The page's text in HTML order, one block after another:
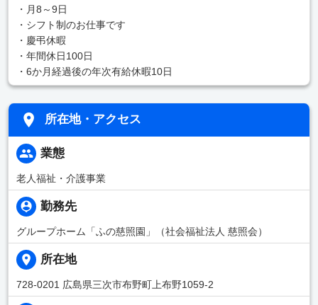
・月8～9日
・シフト制のお仕事です
・慶弔休暇
・年間休日100日
・6か月経過後の年次有給休暇10日
所在地・アクセス
業態
老人福祉・介護事業
勤務先
グループホーム「ふの慈照園」（社会福祉法人 慈照会）
所在地
728-0201 広島県三次市布野町上布野1059-2